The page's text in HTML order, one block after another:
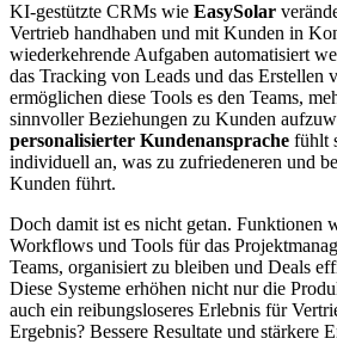
KI-gestützte CRMs wie EasySolar
Vertrieb handhaben und mit Kunden in
wiederkehrende Aufgaben automatisiert
das Tracking von Leads und das Erstellen
ermöglichen diese Tools es den Teams,
sinnvoller Beziehungen zu Kunden
personalisierter Kundenansprache fühlt
individuell an, was zu zufriedeneren und
Kunden führt.
Doch damit ist es nicht getan. Funktionen
Workflows und Tools für das
Teams, organisiert zu bleiben und Deals
Diese Systeme erhöhen nicht nur die
auch ein reibungsloseres Erlebnis für
Ergebnis? Bessere Resultate und stärkere